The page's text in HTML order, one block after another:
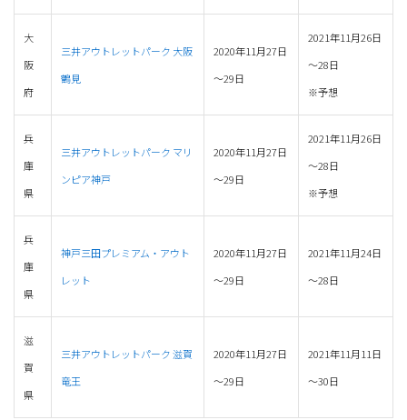
大
阪
府
三井アウトレットパーク 大阪
鶴見
2020年11月27日
～29日
2021年11月26日
～28日
※予想
兵
庫
県
三井アウトレットパーク マリ
ンピア神戸
2020年11月27日
～29日
2021年11月26日
～28日
※予想
兵
庫
県
神戸三田プレミアム・アウト
レット
2020年11月27日
～29日
2021年11月24日
～28日
滋
賀
県
三井アウトレットパーク 滋賀
竜王
2020年11月27日
～29日
2021年11月11日
～30日